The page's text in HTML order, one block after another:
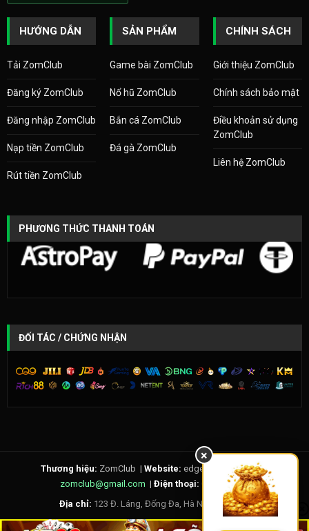
HƯỚNG DẪN
Tải ZomClub
Đăng ký ZomClub
Đăng nhập ZomClub
Nạp tiền ZomClub
Rút tiền ZomClub
SẢN PHẨM
Game bài ZomClub
Nổ hũ ZomClub
Bắn cá ZomClub
Đá gà ZomClub
CHÍNH SÁCH
Giới thiệu ZomClub
Chính sách bảo mật
Điều khoản sử dụng
ZomClub
Liên hệ ZomClub
PHƯƠNG THỨC THANH TOÁN
ĐỐI TÁC / CHỨNG NHẬN
Thương hiệu: ZomClub | Website: edgebrain.io |Email:
zomclub@gmail.com | Điện thoại: 0123456789
Địa chỉ: 123 Đ. Láng, Đống Đa, Hà Nội, Việt Nam
© ZomClub. Nội dung chỉ dành cho người đủ tuổi theo quy định. Hãy giải trí có
×